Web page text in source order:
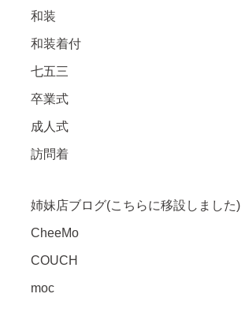
和装
和装着付
七五三
卒業式
成人式
訪問着
姉妹店ブログ(こちらに移設しました)
CheeMo
COUCH
moc